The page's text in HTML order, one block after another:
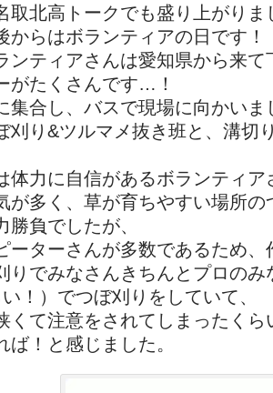
取北高トークでも盛り上がりま
からはボランティアの日です！
ンティアさんは愛知県から来て
がたくさんです…！
集合し、バスで現場に向かいま
刈り&ツルマメ抜き班と、溝切
体力に自信があるボランティ
が多く、草が育ちやすい場所
勝負でしたが、
ーターさんが多数であるため
りでみなさんきちんとプロの
！）でつぼ刈りをしていて、
くて注意をされてしまったく
ば！と感じました。